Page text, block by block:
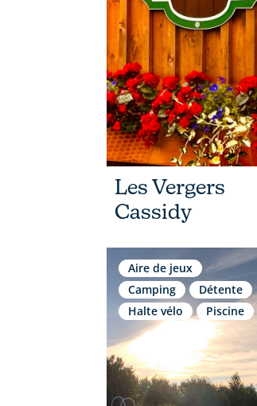
Les Vergers
Cassidy
Aire de jeux
Camping
Détente
Halte vélo
Piscine